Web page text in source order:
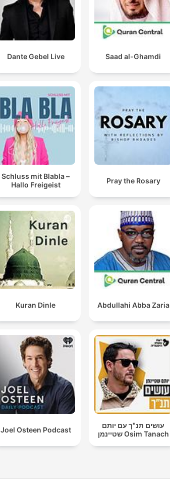
Dante Gebel Live Saad al-Ghamdi
Schluss mit Blabla –
Hallo Freigeist
Pray the Rosary
Kuran Dinle Abdullahi Abba Zaria
Joel Osteen Podcast
עושים תנ"ך עם יותם
שטיינמן Osim Tanach